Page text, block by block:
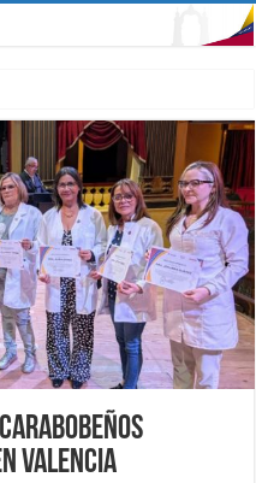
Oncología Pediátrica en
Valencia